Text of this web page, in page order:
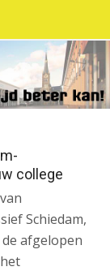
college
Schiedam,
afgelopen